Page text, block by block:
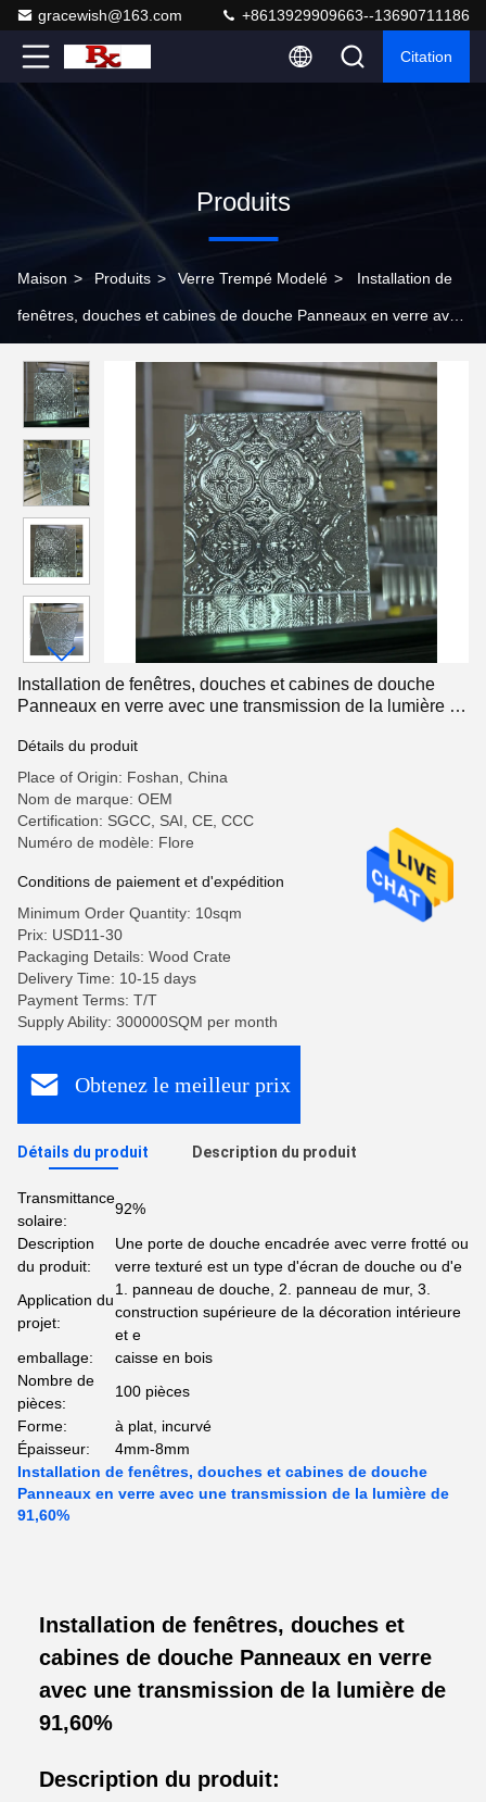
gracewish@163.com +8613929909663--13690711186
Citation
Produits
Maison > Produits > Verre Trempé Modelé > Installation de
fenêtres, douches et cabines de douche Panneaux en verre avec
Installation de fenêtres, douches et cabines de douche
Panneaux en verre avec une transmission de la lumière de
Détails du produit
Place of Origin: Foshan, China
Nom de marque: OEM
Certification: SGCC, SAI, CE, CCC
Numéro de modèle: Flore
Conditions de paiement et d'expédition
Minimum Order Quantity: 10sqm
Prix: USD11-30
Packaging Details: Wood Crate
Delivery Time: 10-15 days
Payment Terms: T/T
Supply Ability: 300000SQM per month
Obtenez le meilleur prix
Détails du produit Description du produit
Transmittance
solaire:
92%
Description
du produit:
Une porte de douche encadrée avec verre frotté ou
verre texturé est un type d'écran de douche ou d'e
Application du
projet:
1. panneau de douche, 2. panneau de mur, 3.
construction supérieure de la décoration intérieure
et e
emballage:
caisse en bois
Nombre de
pièces:
100 pièces
Forme:
à plat, incurvé
Épaisseur:
4mm-8mm
Installation de fenêtres, douches et cabines de douche
Panneaux en verre avec une transmission de la lumière de
91,60%
Installation de fenêtres, douches et
cabines de douche Panneaux en verre
avec une transmission de la lumière de
91,60%
Description du produit: